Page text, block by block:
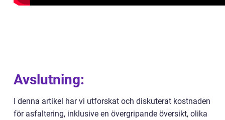
Avslutning:
I denna artikel har vi utforskat och diskuterat kostnaden
för asfaltering, inklusive en övergripande översikt, olika